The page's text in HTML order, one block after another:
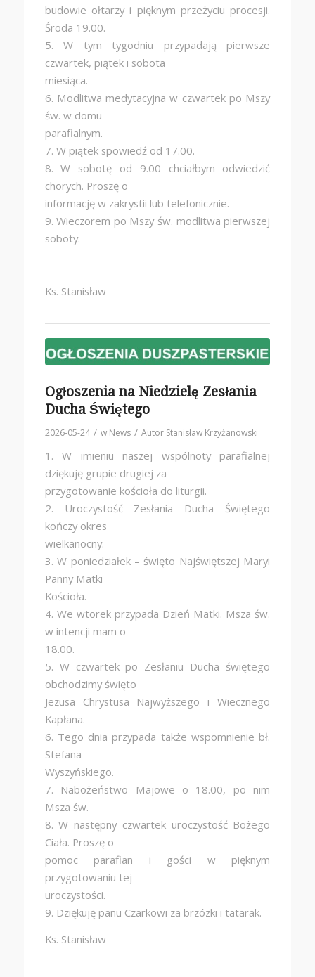
budowie ołtarzy i pięknym przeżyciu procesji.
Środa 19.00.
5. W tym tygodniu przypadają pierwsze
czwartek, piątek i sobota
miesiąca.
6. Modlitwa medytacyjna w czwartek po Mszy
św. w domu
parafialnym.
7. W piątek spowiedź od 17.00.
8. W sobotę od 9.00 chciałbym odwiedzić
chorych. Proszę o
informację w zakrystii lub telefonicznie.
9. Wieczorem po Mszy św. modlitwa pierwszej
soboty.
—————————————-
Ks. Stanisław
Ogłoszenia na Niedzielę Zesłania
Ducha Świętego
2026-05-24 / w News / Autor Stanisław Krzyżanowski
1. W imieniu naszej wspólnoty parafialnej
dziękuję grupie drugiej za
przygotowanie kościoła do liturgii.
2. Uroczystość Zesłania Ducha Świętego
kończy okres
wielkanocny.
3. W poniedziałek – święto Najświętszej Maryi
Panny Matki
Kościoła.
4. We wtorek przypada Dzień Matki. Msza św.
w intencji mam o
18.00.
5. W czwartek po Zesłaniu Ducha świętego
obchodzimy święto
Jezusa Chrystusa Najwyższego i Wiecznego
Kapłana.
6. Tego dnia przypada także wspomnienie bł.
Stefana
Wyszyńskiego.
7. Nabożeństwo Majowe o 18.00, po nim
Msza św.
8. W następny czwartek uroczystość Bożego
Ciała. Proszę o
pomoc parafian i gości w pięknym
przygotowaniu tej
uroczystości.
9. Dziękuję panu Czarkowi za brzózki i tatarak.
Ks. Stanisław